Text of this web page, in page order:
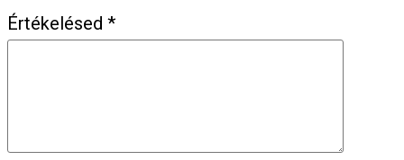
Értékelésed *